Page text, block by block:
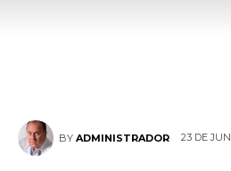
BY ADMINISTRADOR 23 DE